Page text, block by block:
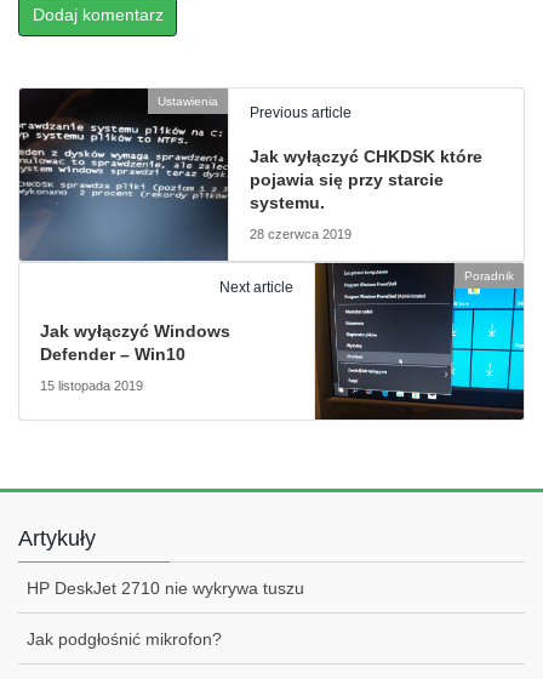
Ustawienia
Previous article
Jak wyłączyć CHKDSK które
pojawia się przy starcie
systemu.
28 czerwca 2019
Poradnik
Next article
Jak wyłączyć Windows
Defender – Win10
15 listopada 2019
Artykuły
HP DeskJet 2710 nie wykrywa tuszu
Jak podgłośnić mikrofon?